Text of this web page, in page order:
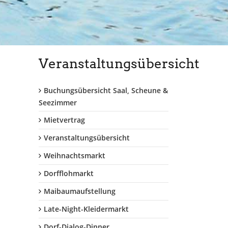
Veranstaltungsübersicht
Buchungsübersicht Saal, Scheune &
Seezimmer
Mietvertrag
Veranstaltungsübersicht
Weihnachtsmarkt
Dorfflohmarkt
Maibaumaufstellung
Late-Night-Kleidermarkt